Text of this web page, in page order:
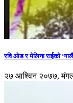
रवि ओड र मेलिना राईको
२७ आश्विन २०७७,